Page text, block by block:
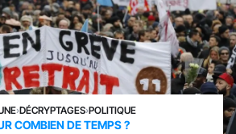
›DÉCRYPTAGES›POLITIQUE
COMBIEN DE TEMPS ?